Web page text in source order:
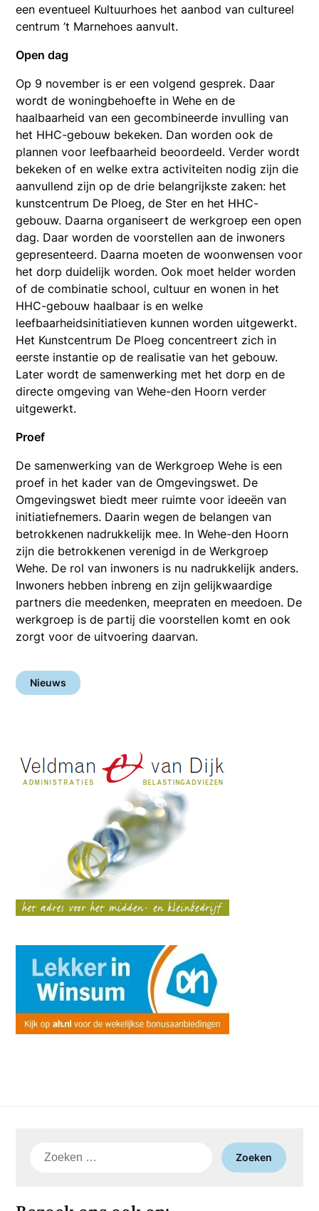
een eventueel Kultuurhoes het aanbod van cultureel
centrum ’t Marnehoes aanvult.
Open dag
Op 9 november is er een volgend gesprek. Daar
wordt de woningbehoefte in Wehe en de
haalbaarheid van een gecombineerde invulling van
het HHC-gebouw bekeken. Dan worden ook de
plannen voor leefbaarheid beoordeeld. Verder wordt
bekeken of en welke extra activiteiten nodig zijn die
aanvullend zijn op de drie belangrijkste zaken: het
kunstcentrum De Ploeg, de Ster en het HHC-
gebouw. Daarna organiseert de werkgroep een open
dag. Daar worden de voorstellen aan de inwoners
gepresenteerd. Daarna moeten de woonwensen voor
het dorp duidelijk worden. Ook moet helder worden
of de combinatie school, cultuur en wonen in het
HHC-gebouw haalbaar is en welke
leefbaarheidsinitiatieven kunnen worden uitgewerkt.
Het Kunstcentrum De Ploeg concentreert zich in
eerste instantie op de realisatie van het gebouw.
Later wordt de samenwerking met het dorp en de
directe omgeving van Wehe-den Hoorn verder
uitgewerkt.
Proef
De samenwerking van de Werkgroep Wehe is een
proef in het kader van de Omgevingswet. De
Omgevingswet biedt meer ruimte voor ideeën van
initiatiefnemers. Daarin wegen de belangen van
betrokkenen nadrukkelijk mee. In Wehe-den Hoorn
zijn die betrokkenen verenigd in de Werkgroep
Wehe. De rol van inwoners is nu nadrukkelijk anders.
Inwoners hebben inbreng en zijn gelijkwaardige
partners die meedenken, meepraten en meedoen. De
werkgroep is de partij die voorstellen komt en ook
zorgt voor de uitvoering daarvan.
Nieuws
Zoeken